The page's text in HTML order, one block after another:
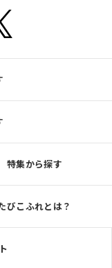
特集から探す
びこふれとは？